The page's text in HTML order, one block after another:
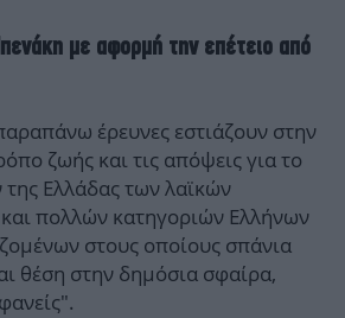
με αφορμή την επέτειο από
έρευνες εστιάζουν στην
ζωής και τις απόψεις για το
Ελλάδας των λαϊκών
πολλών κατηγοριών Ελλήνων
στους οποίους σπάνια
θέση στην δημόσια σφαίρα,